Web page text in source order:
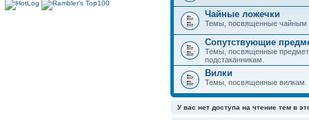
Чайные ложечки
Темы, посвященные чайным
Сопутствующие
Темы, посвященные
подстаканникам.
Вилки
Темы, посвященные вилкам.
У вас нет доступа на чтение тем в